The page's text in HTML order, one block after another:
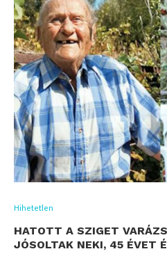
Hihetetlen
HATOTT A SZIGET
JÓSOLTAK NEKI, 45 ÉVET